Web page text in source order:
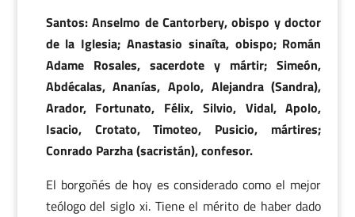
Santos: Anselmo de Cantorbery, obispo y doctor
de la Iglesia; Anastasio sinaíta, obispo; Román
Adame Rosales, sacerdote y mártir; Simeón,
Abdécalas, Ananías, Apolo, Alejandra (Sandra),
Arador, Fortunato, Félix, Silvio, Vidal, Apolo,
Isacio, Crotato, Timoteo, Pusicio, mártires;
Conrado Parzha (sacristán), confesor.
El borgoñés de hoy es considerado como el mejor
teólogo del siglo xi. Tiene el mérito de haber dado